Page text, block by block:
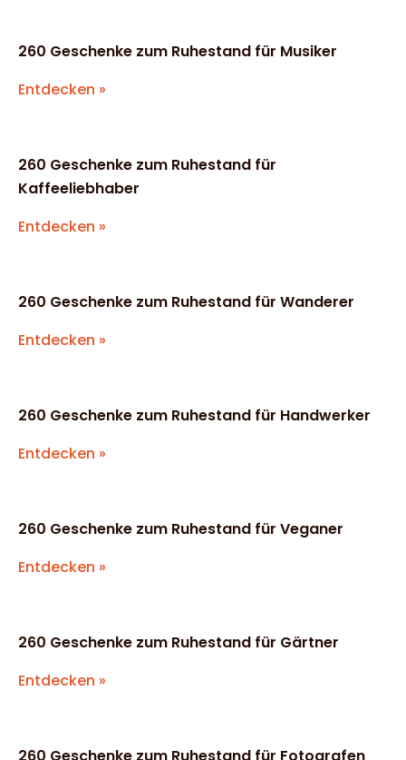
260 Geschenke zum Ruhestand für Musiker
Entdecken »
260 Geschenke zum Ruhestand für
Kaffeeliebhaber
Entdecken »
260 Geschenke zum Ruhestand für Wanderer
Entdecken »
260 Geschenke zum Ruhestand für Handwerker
Entdecken »
260 Geschenke zum Ruhestand für Veganer
Entdecken »
260 Geschenke zum Ruhestand für Gärtner
Entdecken »